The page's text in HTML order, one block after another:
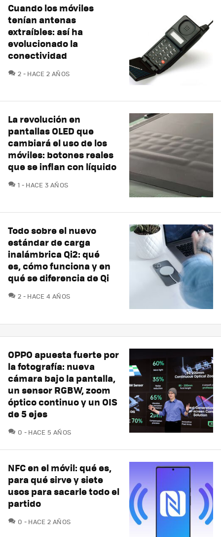
Cuando los móviles
tenían antenas
extraíbles: así ha
evolucionado la
conectividad
2 COMENTARIOS
HACE 2 AÑOS
La revolución en
pantallas OLED que
cambiará el uso de los
móviles: botones reales
que se inflan con líquido
1 COMENTARIOS
HACE 3 AÑOS
Todo sobre el nuevo
estándar de carga
inalámbrica Qi2: qué
es, cómo funciona y en
qué se diferencia de Qi
2 COMENTARIOS
HACE 4 AÑOS
OPPO apuesta fuerte por
la fotografía: nueva
cámara bajo la pantalla,
un sensor RGBW, zoom
óptico continuo y un OIS
de 5 ejes
0 COMENTARIOS
HACE 5 AÑOS
NFC en el móvil: qué es,
para qué sirve y siete
usos para sacarle todo el
partido
0 COMENTARIOS
HACE 2 AÑOS